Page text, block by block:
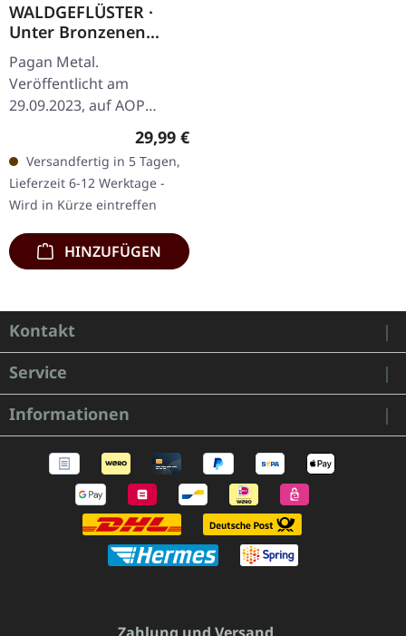
WALDGEFLÜSTER ·
Unter Bronzenen
Kronen | BLACK LP
Pagan Metal.
Veröffentlicht am
29.09.2023, auf AOP
Records. Schwarzes Vinyl
Waldgeflüster kehrt mit
"Unter Bronzenen
Kronen"…
Regulärer Preis:
29,99 €
Versandfertig in 5 Tagen,
Lieferzeit 6-12 Werktage -
Wird in Kürze eintreffen
HINZUFÜGEN
Kontakt
Service
Informationen